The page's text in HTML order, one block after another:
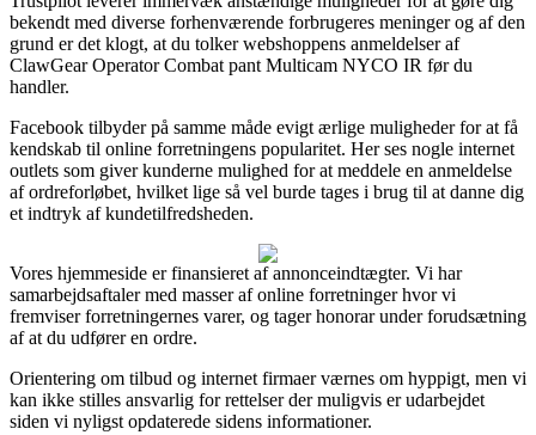
bekendt med diverse forhenværende forbrugeres meninger og af den
grund er det klogt, at du tolker webshoppens anmeldelser af
ClawGear Operator Combat pant Multicam NYCO IR før du
handler.
Facebook tilbyder på samme måde evigt ærlige muligheder for at få
kendskab til online forretningens popularitet. Her ses nogle internet
outlets som giver kunderne mulighed for at meddele en anmeldelse
af ordreforløbet, hvilket lige så vel burde tages i brug til at danne dig
et indtryk af kundetilfredsheden.
Vores hjemmeside er finansieret af annonceindtægter. Vi har
samarbejdsaftaler med masser af online forretninger hvor vi
fremviser forretningernes varer, og tager honorar under forudsætning
af at du udfører en ordre.
Orientering om tilbud og internet firmaer værnes om hyppigt, men vi
kan ikke stilles ansvarlig for rettelser der muligvis er udarbejdet
siden vi nyligst opdaterede sidens informationer.